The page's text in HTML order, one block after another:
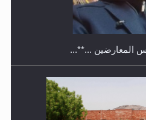
المعارضين ...**...